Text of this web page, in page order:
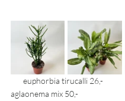
aglaonema mix 50,-